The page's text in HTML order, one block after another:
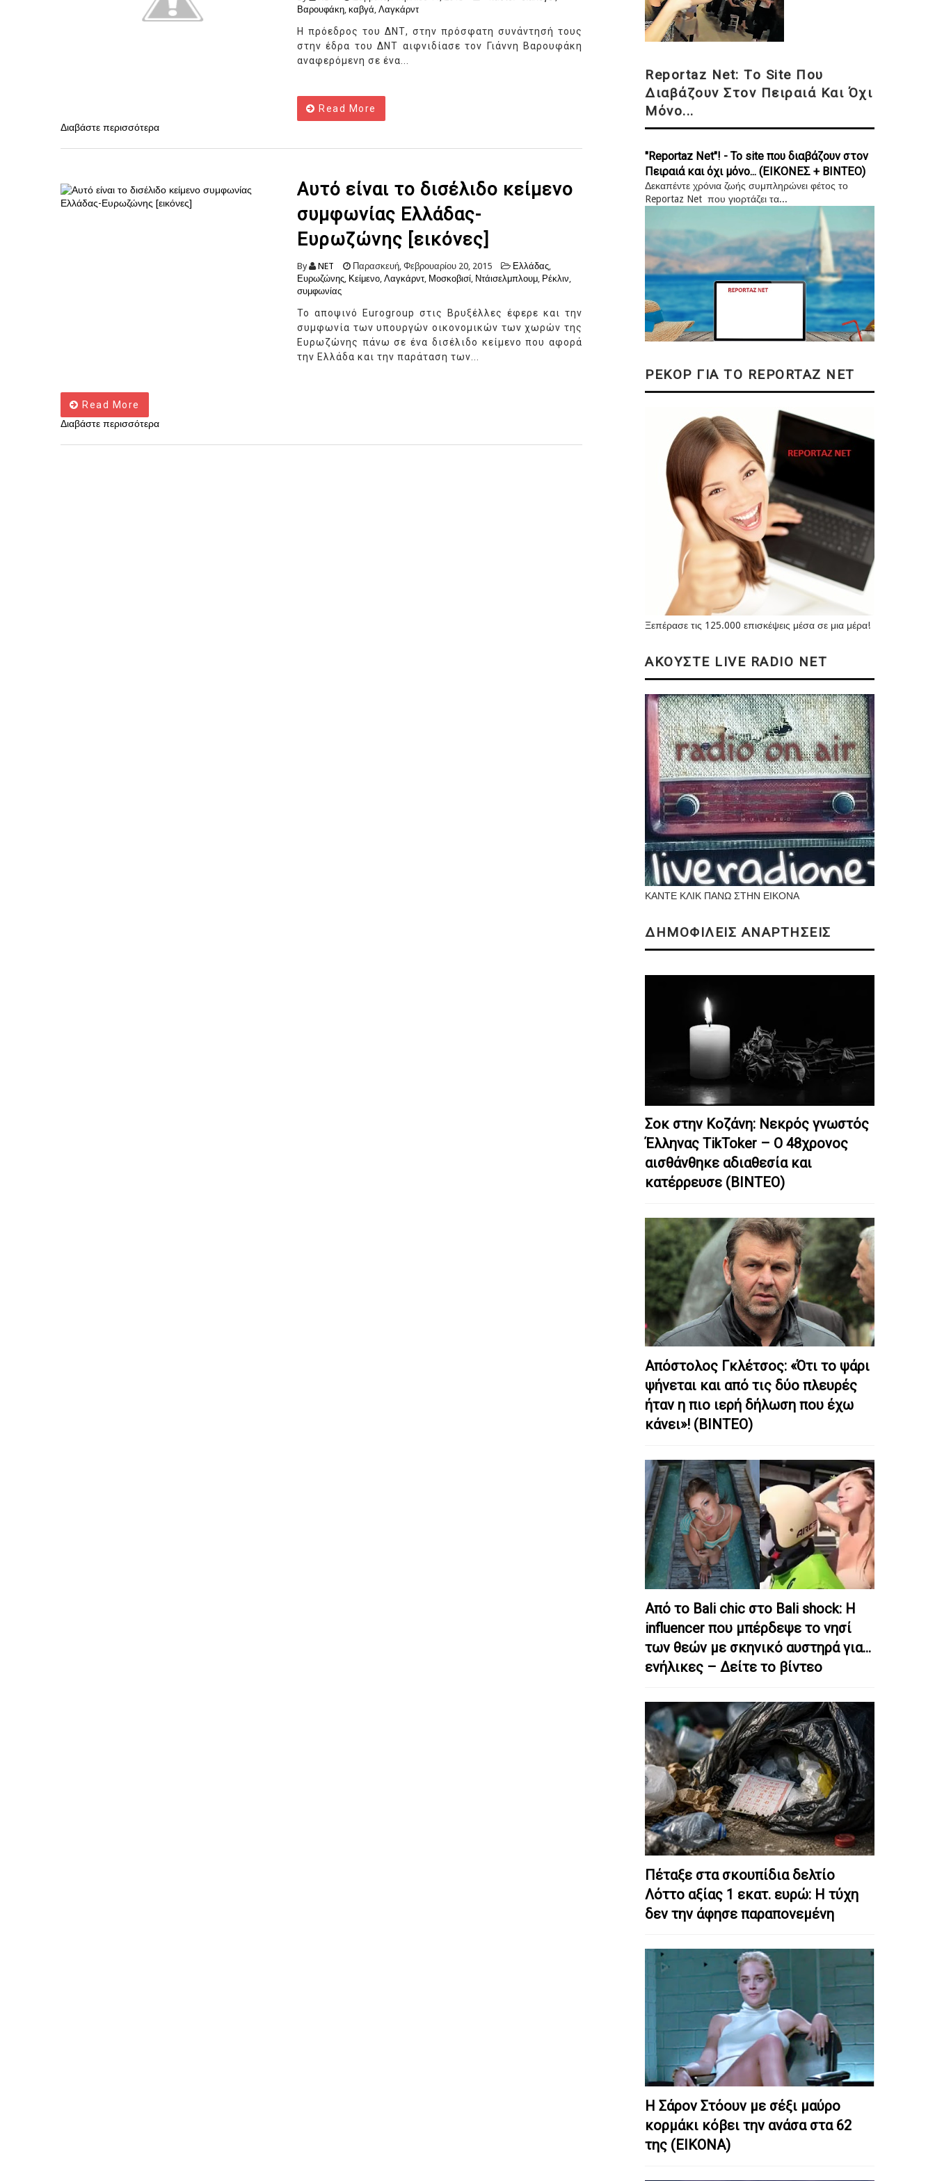
Βαρουφάκη, καβγά, Λαγκάρντ
Η πρόεδρος του ΔΝΤ, στην πρόσφατη συνάντησή τους
στην έδρα του ΔΝΤ αιφνιδίασε τον Γιάννη Βαρουφάκη
αναφερόμενη σε ένα...
Read More
Διαβάστε περισσότερα
Αυτό είναι το δισέλιδο κείμενο
συμφωνίας Ελλάδας-
Ευρωζώνης [εικόνες]
By NET Παρασκευή, Φεβρουαρίου 20, 2015 Ελλάδας,
Ευρωζώνης, Κείμενο, Λαγκάρντ, Μοσκοβισί, Ντάισελμπλουμ, Ρέκλιν,
συμφωνίας
Το αποψινό Eurogroup στις Βρυξέλλες έφερε και την
συμφωνία των υπουργών οικονομικών των χωρών της
Ευρωζώνης πάνω σε ένα δισέλιδο κείμενο που αφορά
την Ελλάδα και την παράταση των...
Read More
Διαβάστε περισσότερα
Reportaz Net: Το Site Που
Διαβάζουν Στον Πειραιά Και Όχι
Μόνο...
"Reportaz Net"! - Το site που διαβάζουν στον
Πειραιά και όχι μόνο... (ΕΙΚΟΝΕΣ + ΒΙΝΤΕΟ)
Δεκαπέντε χρόνια ζωής συμπληρώνει φέτος το
Reportaz Net που γιορτάζει τα...
ΡΕΚΟΡ ΓΙΑ ΤΟ REPORTAZ NET
Ξεπέρασε τις 125.000 επισκέψεις μέσα σε μια μέρα!
ΑΚΟΥΣΤΕ LIVE RADIO NET
ΚΑΝΤΕ ΚΛΙΚ ΠΑΝΩ ΣΤΗΝ ΕΙΚΟΝΑ
ΔΗΜΟΦΙΛΕΙΣ ΑΝΑΡΤΗΣΕΙΣ
Σοκ στην Κοζάνη: Nεκρός γνωστός
Έλληνας TikToker – Ο 48χρονος
αισθάνθηκε αδιαθεσία και
κατέρρευσε (ΒΙΝΤΕΟ)
Απόστολος Γκλέτσος: «Ότι το ψάρι
ψήνεται και από τις δύο πλευρές
ήταν η πιο ιερή δήλωση που έχω
κάνει»! (ΒΙΝΤΕΟ)
Από το Bali chic στο Bali shock: Η
influencer που μπέρδεψε το νησί
των θεών με σκηνικό αυστηρά για…
ενήλικες – Δείτε το βίντεο
Πέταξε στα σκουπίδια δελτίο
Λόττο αξίας 1 εκατ. ευρώ: Η τύχη
δεν την άφησε παραπονεμένη
Η Σάρον Στόουν με σέξι μαύρο
κορμάκι κόβει την ανάσα στα 62
της (ΕΙΚΟΝΑ)